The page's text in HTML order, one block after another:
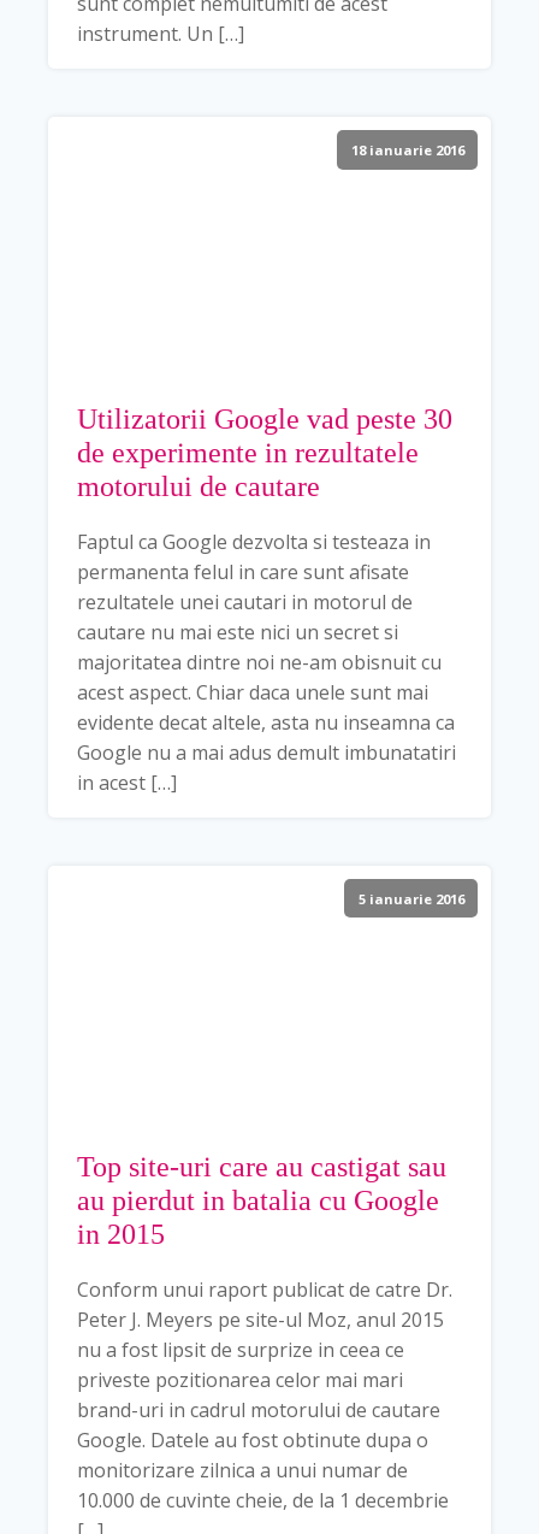
instrument. Un […]
18 ianuarie 2016
Utilizatorii Google vad peste 30
de experimente in rezultatele
motorului de cautare
Faptul ca Google dezvolta si testeaza in
permanenta felul in care sunt afisate
rezultatele unei cautari in motorul de
cautare nu mai este nici un secret si
majoritatea dintre noi ne-am obisnuit cu
acest aspect. Chiar daca unele sunt mai
evidente decat altele, asta nu inseamna ca
Google nu a mai adus demult imbunatatiri
in acest […]
5 ianuarie 2016
Top site-uri care au castigat sau
au pierdut in batalia cu Google
in 2015
Conform unui raport publicat de catre Dr.
Peter J. Meyers pe site-ul Moz, anul 2015
nu a fost lipsit de surprize in ceea ce
priveste pozitionarea celor mai mari
brand-uri in cadrul motorului de cautare
Google. Datele au fost obtinute dupa o
monitorizare zilnica a unui numar de
10.000 de cuvinte cheie, de la 1 decembrie